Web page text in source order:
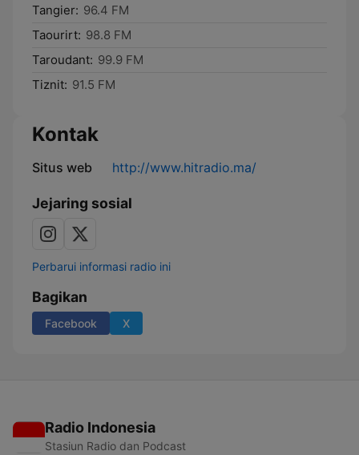
Tangier: 96.4 FM
Taourirt: 98.8 FM
Taroudant: 99.9 FM
Tiznit: 91.5 FM
Kontak
Situs web http://www.hitradio.ma/
Jejaring sosial
Perbarui informasi radio ini
Bagikan
Facebook X
Radio Indonesia
Stasiun Radio dan Podcast